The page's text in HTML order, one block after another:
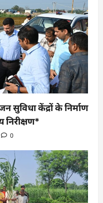
सुविधा केंद्रों के निर्माण
निरीक्षण*
0